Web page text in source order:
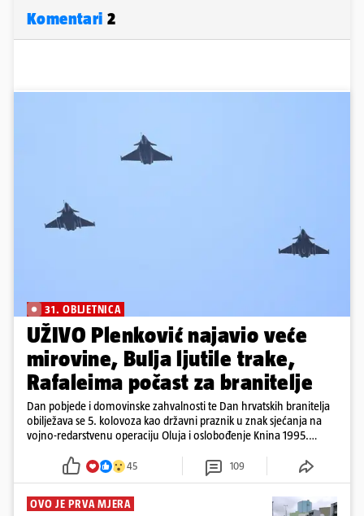
Komentari 2
31. OBLJETNICA
UŽIVO Plenković najavio veće
mirovine, Bulja ljutile trake,
Rafaleima počast za branitelje
Dan pobjede i domovinske zahvalnosti te Dan hrvatskih branitelja
obilježava se 5. kolovoza kao državni praznik u znak sjećanja na
vojno-redarstvenu operaciju Oluja i oslobođenje Knina 1995.
45 109
OVO JE PRVA MJERA